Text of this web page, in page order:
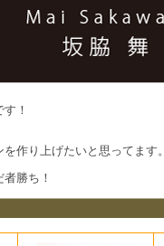
！
作り上げたいと思ってます。
勝ち！